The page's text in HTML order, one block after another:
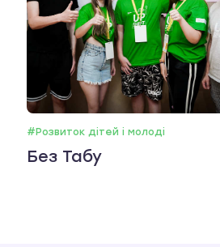
#Розвиток дітей і молоді
Без Табу